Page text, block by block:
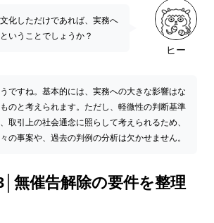
ヒー
化しただけであれば、実務へ
いうことでしょうか？
ですね。基本的には、実務への大きな影響はな
のと考えられます。ただし、軽微性の判断基準
取引上の社会通念に照らして考えられるため、
の事案や、過去の判例の分析は欠かせません。
無催告解除の要件を整理